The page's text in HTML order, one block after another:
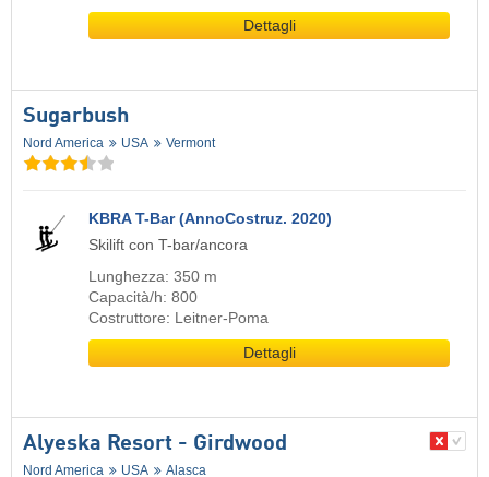
Dettagli
Sugarbush
Nord America USA Vermont
KBRA T-Bar (AnnoCostruz. 2020)
Skilift con T-bar/ancora
Lunghezza: 350 m
Capacità/h: 800
Costruttore: Leitner-Poma
Dettagli
Alyeska Resort - Girdwood
Nord America USA Alasca